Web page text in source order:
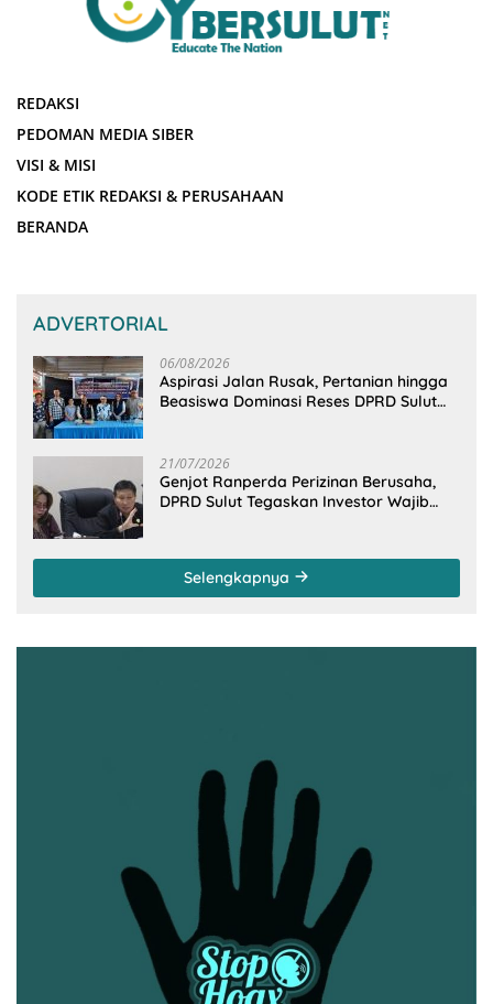
REDAKSI
PEDOMAN MEDIA SIBER
VISI & MISI
KODE ETIK REDAKSI & PERUSAHAAN
BERANDA
ADVERTORIAL
06/08/2026
Aspirasi Jalan Rusak, Pertanian hingga
Beasiswa Dominasi Reses DPRD Sulut
21/07/2026
Genjot Ranperda Perizinan Berusaha,
DPRD Sulut Tegaskan Investor Wajib
Selengkapnya